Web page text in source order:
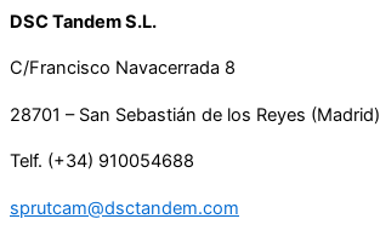
DSC Tandem S.L.
C/Francisco Navacerrada 8
28701 – San Sebastián de los Reyes (Madrid)
Telf. (+34) 910054688
sprutcam@dsctandem.com